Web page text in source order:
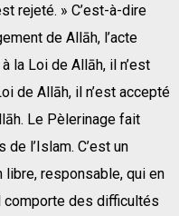
rejeté. » C’est-à-dire
de Allāh, l’acte
la Loi de Allāh, il n’est
de Allāh, il n’est accepté
Le Pèlerinage fait
l’Islam. C’est un
libre, responsable, qui en
comporte des difficultés